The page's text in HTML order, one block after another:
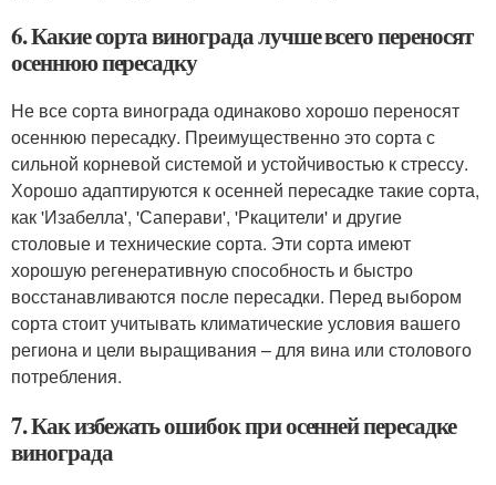
6. Какие сорта винограда лучше всего переносят
осеннюю пересадку
Не все сорта винограда одинаково хорошо переносят
осеннюю пересадку. Преимущественно это сорта с
сильной корневой системой и устойчивостью к стрессу.
Хорошо адаптируются к осенней пересадке такие сорта,
как 'Изабелла', 'Саперави', 'Ркацители' и другие
столовые и технические сорта. Эти сорта имеют
хорошую регенеративную способность и быстро
восстанавливаются после пересадки. Перед выбором
сорта стоит учитывать климатические условия вашего
региона и цели выращивания – для вина или столового
потребления.
7. Как избежать ошибок при осенней пересадке
винограда